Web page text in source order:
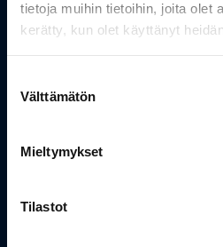
tietoja muihin tietoihin, joita olet
kerätty, kun olet käyttänyt
valinta
Välttämätön
Mieltymykset
Tilastot
Takuu ja
Maksutavat